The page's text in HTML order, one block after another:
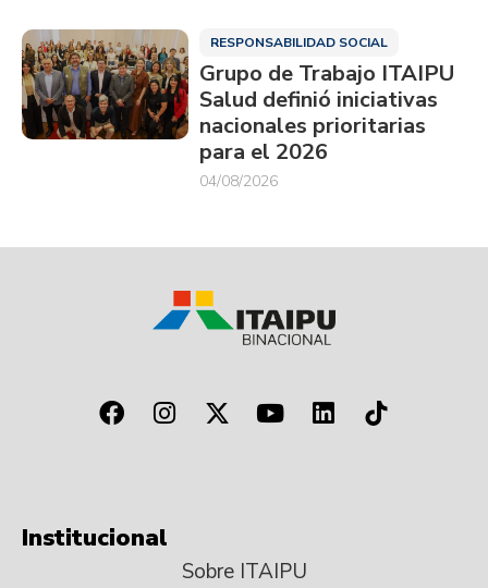
RESPONSABILIDAD SOCIAL
Grupo de Trabajo ITAIPU
Salud definió iniciativas
nacionales prioritarias
para el 2026
04/08/2026
Institucional
Sobre ITAIPU